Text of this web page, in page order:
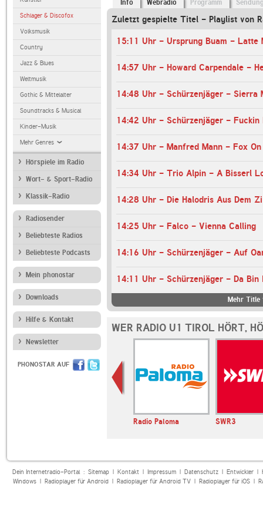
Schlager & Discofox
Volksmusik
Country
Jazz & Blues
Weltmusik
Gothic & Mittelalter
Soundtracks & Musical
Kinder-Musik
Mehr Genres
Hörspiele im Radio
Wort- & Sport-Radio
Klassik-Radio
Radiosender
Beliebteste Radios
Beliebteste Podcasts
Mein phonostar
Downloads
Hilfe & Kontakt
Newsletter
PHONOSTAR AUF
Info Webradio Programm
Zuletzt gespielte Titel - Playlist von
15:11 Uhr - Ursprung Buam - Latte
14:57 Uhr - Howard Carpendale -
14:48 Uhr - Schürzenjäger - Sierra
14:42 Uhr - Schürzenjäger - Fuckin
14:37 Uhr - Manfred Mann - Fox On
14:34 Uhr - Trio Alpin - A Bisserl
14:25 Uhr - Falco - Vienna Calling
14:16 Uhr - Schürzenjäger - Auf
14:11 Uhr - Schürzenjäger - Da Bin
Mehr Title
WER RADIO U1 TIROL HÖRT,
Radio Paloma SWR3
Dein Internetradio-Portal : Sitemap| Kontakt| Impressum| Datenschutz| Entwickler|
Windows| Radioplayer für Android| Radioplayer für Android TV| Radioplayer für iOS|